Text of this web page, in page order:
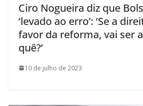
Ciro Nogueira diz que
‘levado ao erro’: ‘Se a
favor da reforma, vai ser
quê?’
10 de julho de 2023